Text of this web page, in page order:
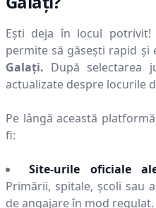
Ești deja în locul potrivit!
permite să găsești rapid și
Galaţi. După selectarea
actualizate despre locurile
Pe lângă această
fi:
Site-urile oficiale
Primării, spitale, școli sau
de angajare în mod regulat.